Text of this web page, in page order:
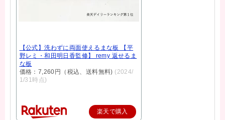
【公式】洗わずに両面使えるまな板 【平
野レミ・和田明日香監修】 remy 返せるま
な板
価格：7,260円（税込、送料無料) (2024/
1/31時点)
楽天で購入